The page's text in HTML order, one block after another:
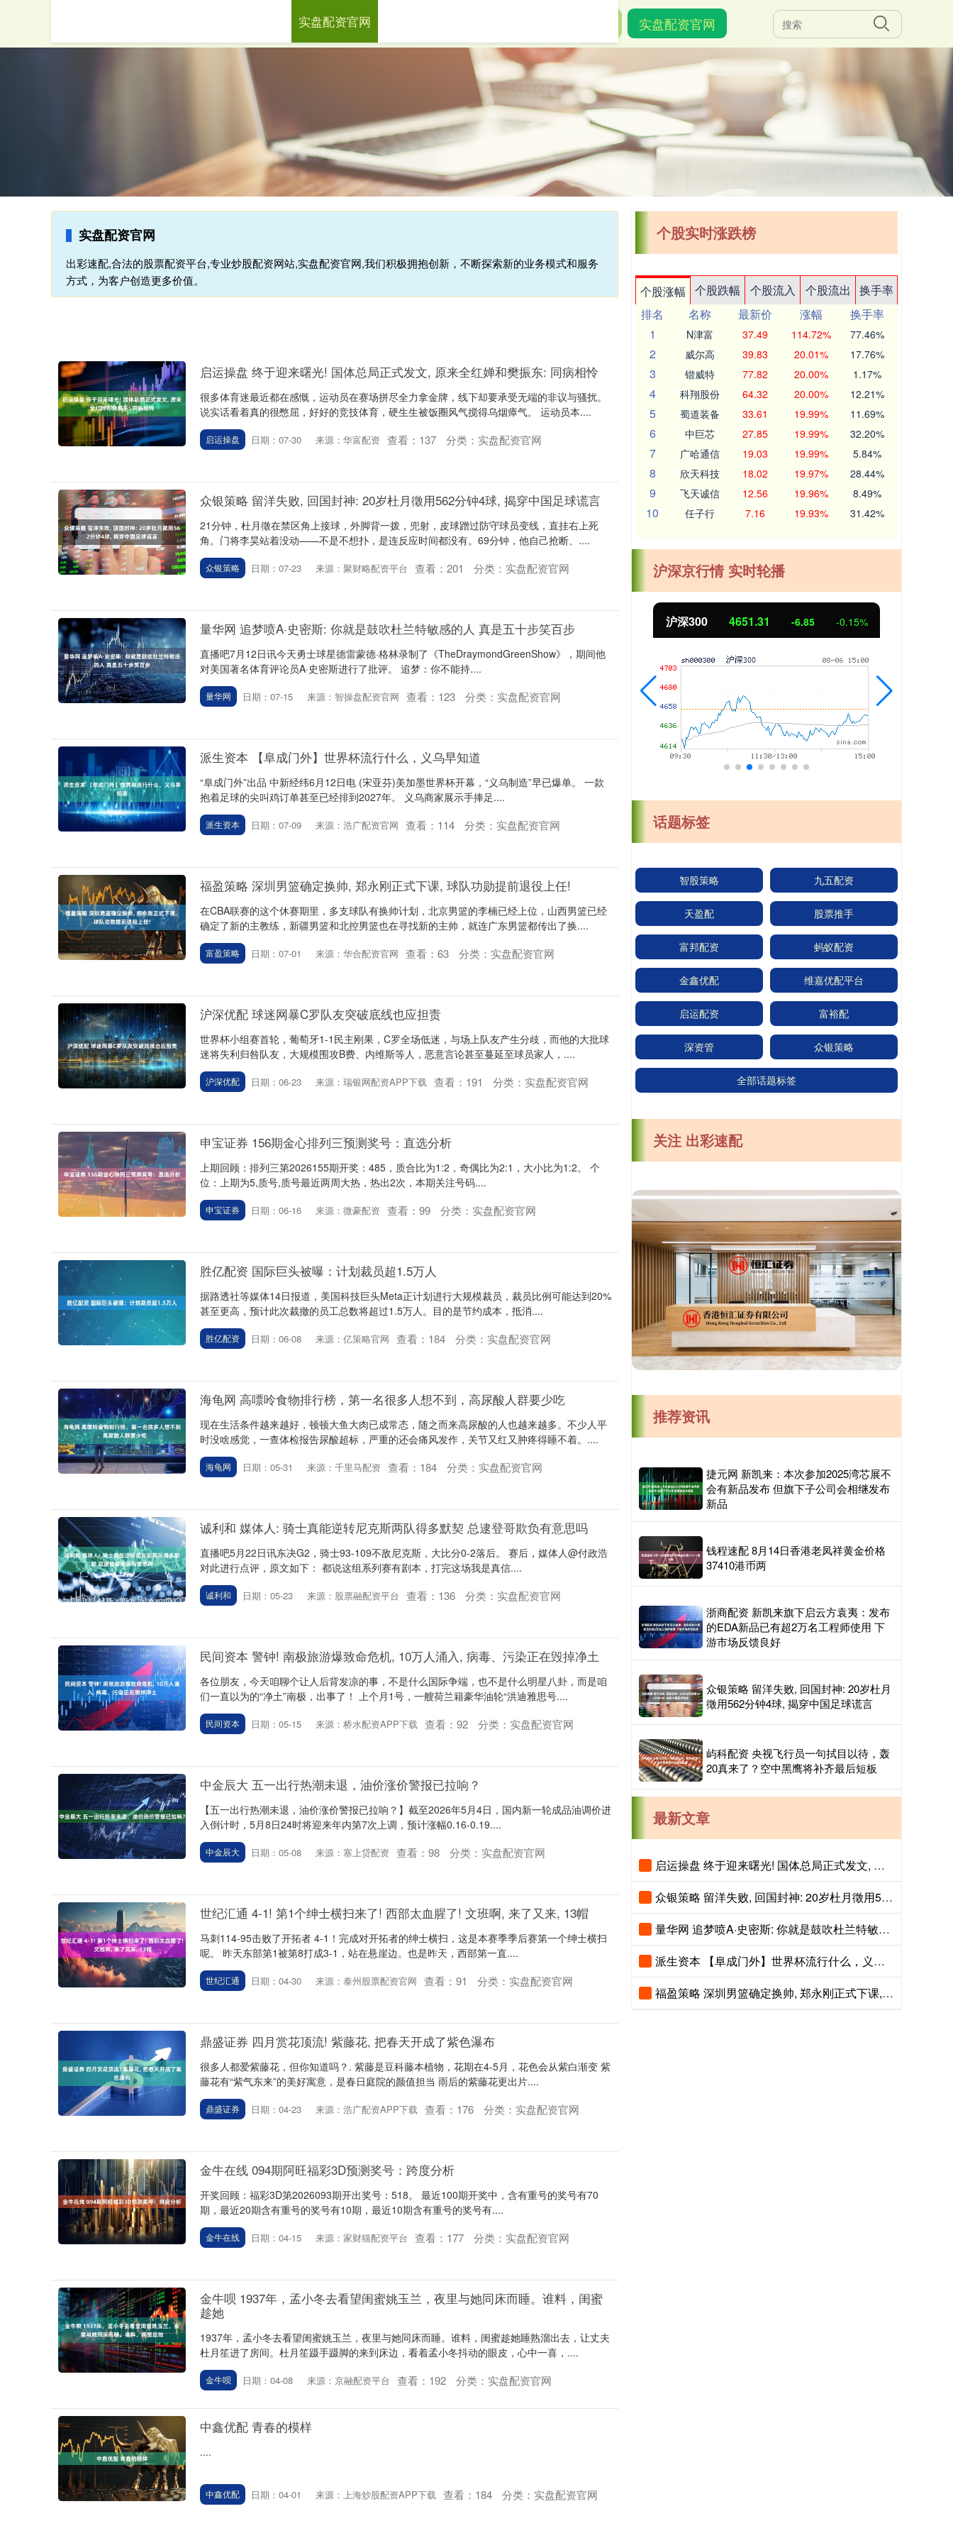
出彩速配 合法的股票配资平台 实盘配资官网
实盘配资官网
出彩速配,合法的股票配资平台,专业炒股配资网站,实盘配资官网,我们积极拥抱创新，不断探索新的业务模式和服务
方式，为客户创造更多价值。
实盘配资官网
启运操盘 终于迎来曙光! 国体总局正式发文, 原来全红婵和樊振东: 同病相怜
很多体育迷最近都在感慨，运动员在赛场拼尽全力拿金牌，线下却要承受无端的非议与骚扰。
说实话看着真的很憋屈，好好的竞技体育，硬生生被饭圈风气搅得乌烟瘴气。 运动员本....
启运操盘 日期：07-30 来源：华富配资 查看： 137 分类： 实盘配资官网
众银策略 留洋失败, 回国封神: 20岁杜月徵用562分钟4球, 揭穿中国足球谎言
21分钟，杜月徵在禁区角上接球，外脚背一拨，兜射，皮球蹭过防守球员变线，直挂右上死
角。门将李昊站着没动——不是不想扑，是连反应时间都没有。69分钟，他自己抢断、....
众银策略 日期：07-23 来源：聚财略配资平台 查看： 201 分类： 实盘配资官网
量华网 追梦喷A·史密斯: 你就是鼓吹杜兰特敏感的人 真是五十步笑百步
直播吧7月12日讯今天勇士球星德雷蒙德·格林录制了《TheDraymondGreenShow》，期间他
对美国著名体育评论员A·史密斯进行了批评。 追梦：你不能持....
量华网 日期：07-15 来源：智操盘配资官网 查看： 123 分类： 实盘配资官网
派生资本 【阜成门外】世界杯流行什么，义乌早知道
“阜成门外”出品 中新经纬6月12日电 (宋亚芬)美加墨世界杯开幕，“义乌制造”早已爆单。 一款
抱着足球的尖叫鸡订单甚至已经排到2027年。 义乌商家展示手捧足....
派生资本 日期：07-09 来源：浩广配资官网 查看： 114 分类： 实盘配资官网
福盈策略 深圳男篮确定换帅, 郑永刚正式下课, 球队功勋提前退役上任!
在CBA联赛的这个休赛期里，多支球队有换帅计划，北京男篮的李楠已经上位，山西男篮已经
确定了新的主教练，新疆男篮和北控男篮也在寻找新的主帅，就连广东男篮都传出了换....
富盈策略 日期：07-01 来源：华合配资官网 查看： 63 分类： 实盘配资官网
沪深优配 球迷网暴C罗队友突破底线也应担责
世界杯小组赛首轮，葡萄牙1-1民主刚果，C罗全场低迷，与场上队友产生分歧，而他的大批球
迷将失利归咎队友，大规模围攻B费、内维斯等人，恶意言论甚至蔓延至球员家人，....
沪深优配 日期：06-23 来源：瑞银网配资APP下载 查看： 191 分类： 实盘配资官网
申宝证券 156期金心排列三预测奖号：直选分析
上期回顾：排列三第2026155期开奖：485，质合比为1:2，奇偶比为2:1，大小比为1:2。 个
位：上期为5,质号,质号最近两周大热，热出2次，本期关注号码....
申宝证券 日期：06-16 来源：微豪配资 查看： 99 分类： 实盘配资官网
胜亿配资 国际巨头被曝：计划裁员超1.5万人
据路透社等媒体14日报道，美国科技巨头Meta正计划进行大规模裁员，裁员比例可能达到20%
甚至更高，预计此次裁撤的员工总数将超过1.5万人。目的是节约成本，抵消....
胜亿配资 日期：06-08 来源：亿策略官网 查看： 184 分类： 实盘配资官网
海龟网 高嘌呤食物排行榜，第一名很多人想不到，高尿酸人群要少吃
现在生活条件越来越好，顿顿大鱼大肉已成常态，随之而来高尿酸的人也越来越多。不少人平
时没啥感觉，一查体检报告尿酸超标，严重的还会痛风发作，关节又红又肿疼得睡不着。....
海龟网 日期：05-31 来源：千里马配资 查看： 184 分类： 实盘配资官网
诚利和 媒体人: 骑士真能逆转尼克斯两队得多默契 总逮登哥欺负有意思吗
直播吧5月22日讯东决G2，骑士93-109不敌尼克斯，大比分0-2落后。 赛后，媒体人@付政浩
对此进行点评，原文如下： 都说这组系列赛有剧本，打完这场我是真信....
诚利和 日期：05-23 来源：股票融配资平台 查看： 136 分类： 实盘配资官网
民间资本 警钟! 南极旅游爆致命危机, 10万人涌入, 病毒、污染正在毁掉净土
各位朋友，今天咱聊个让人后背发凉的事，不是什么国际争端，也不是什么明星八卦，而是咱
们一直以为的“净土”南极，出事了！ 上个月1号，一艘荷兰籍豪华油轮“洪迪雅思号....
民间资本 日期：05-15 来源：桥水配资APP下载 查看： 92 分类： 实盘配资官网
中金辰大 五一出行热潮未退，油价涨价警报已拉响？
【五一出行热潮未退，油价涨价警报已拉响？】截至2026年5月4日，国内新一轮成品油调价进
入倒计时，5月8日24时将迎来年内第7次上调，预计涨幅0.16-0.19....
中金辰大 日期：05-08 来源：塞上贷配资 查看： 98 分类： 实盘配资官网
世纪汇通 4-1! 第1个绅士横扫来了! 西部太血腥了! 文班啊, 来了又来, 13帽
马刺114-95击败了开拓者 4-1！完成对开拓者的绅士横扫，这是本赛季季后赛第一个绅士横扫
呢。 昨天东部第1被第8打成3-1，站在悬崖边。也是昨天，西部第一直....
世纪汇通 日期：04-30 来源：泰州股票配资官网 查看： 91 分类： 实盘配资官网
鼎盛证券 四月赏花顶流! 紫藤花, 把春天开成了紫色瀑布
很多人都爱紫藤花，但你知道吗？. 紫藤是豆科藤本植物，花期在4-5月，花色会从紫白渐变 紫
藤花有“紫气东来”的美好寓意，是春日庭院的颜值担当 雨后的紫藤花更出片....
鼎盛证券 日期：04-23 来源：浩广配资APP下载 查看： 176 分类： 实盘配资官网
金牛在线 094期阿旺福彩3D预测奖号：跨度分析
开奖回顾：福彩3D第2026093期开出奖号：518。 最近100期开奖中，含有重号的奖号有70
期，最近20期含有重号的奖号有10期，最近10期含有重号的奖号有....
金牛在线 日期：04-15 来源：家财猫配资平台 查看： 177 分类： 实盘配资官网
金牛呗 1937年，孟小冬去看望闺蜜姚玉兰，夜里与她同床而睡。谁料，闺蜜
趁她
1937年，孟小冬去看望闺蜜姚玉兰，夜里与她同床而睡。谁料，闺蜜趁她睡熟溜出去，让丈夫
杜月笙进了房间。杜月笙蹑手蹑脚的来到床边，看着孟小冬抖动的眼皮，心中一喜，....
金牛呗 日期：04-08 来源：京融配资平台 查看： 192 分类： 实盘配资官网
中鑫优配 青春的模样
....
中鑫优配 日期：04-01 来源：上海炒股配资APP下载 查看： 184 分类： 实盘配资官网
个股实时涨跌榜
个股涨幅 个股跌幅 个股流入 个股流出
换手率
排名
名称 最新价 涨幅
换手率
1
N津富 37.49 114.72% 77.46%
2 威尔高 39.83 20.01% 17.76%
3 锴威特 77.82 20.00% 1.17%
4 科翔股份 64.32 20.00% 12.21%
5 蜀道装备 33.61 19.99% 11.69%
6 中巨芯 27.85 19.99% 32.20%
7 广哈通信 19.03 19.99% 5.84%
8 欣天科技 18.02 19.97% 28.44%
9 飞天诚信 12.56 19.96% 8.49%
10 任子行 7.16 19.93% 31.42%
沪深京行情 实时轮播
0.57% 深证成指 14110.12 -34.08 -0.24% 沪深300 4651.31 -6.85 -0.15% 北证50 1122.88 3.42 0.30%
话题标签
智股策略 九五配资
天盈配 股票推手
富邦配资 蚂蚁配资
金鑫优配 维嘉优配平台
启运配资 富裕配
深资管 众银策略
全部话题标签
关注 出彩速配
推荐资讯
捷元网 新凯来：本次参加2025湾芯展不
会有新品发布 但旗下子公司会相继发布
新品
钱程速配 8月14日香港老凤祥黄金价格
37410港币两
浙商配资 新凯来旗下启云方袁夷：发布
的EDA新品已有超2万名工程师使用 下
游市场反馈良好
众银策略 留洋失败, 回国封神: 20岁杜月
徵用562分钟4球, 揭穿中国足球谎言
屿科配资 央视飞行员一句拭目以待，轰
20真来了？空中黑鹰将补齐最后短板
最新文章
启运操盘 终于迎来曙光! 国体总局正式发文, 原来全红婵和樊振东: 同病相怜
众银策略 留洋失败, 回国封神: 20岁杜月徵用562分钟4球, 揭穿中国足球谎言
量华网 追梦喷A·史密斯: 你就是鼓吹杜兰特敏感的人 真是五十步笑百步
派生资本 【阜成门外】世界杯流行什么，义乌早知道
福盈策略 深圳男篮确定换帅, 郑永刚正式下课, 球队功勋提前退役上任!